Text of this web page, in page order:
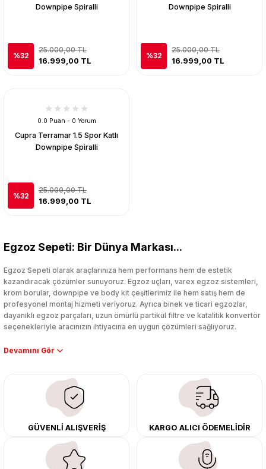
Downpipe Spiralli
%32
25.000,00 TL
16.999,00 TL
Downpipe Spiralli
%32
25.000,00 TL
16.999,00 TL
0.0 Puan - 0 Yorum
Cupra Terramar 1.5 Spor Katlı
Downpipe Spiralli
%32
25.000,00 TL
16.999,00 TL
Egzoz Sepeti: Bir Dünya Markası...
Egzoz Sepeti olarak araçlarınıza hem performans hem de estetik
kazandıracak çözümler sunuyoruz. Egzoz uçları, varex egzoz sistemleri,
krom borular, downpipe ve body kit çeşitlerimiz ile hem satış hem de
profesyonel montaj hizmeti veriyoruz. Ayrıca binek ve ticari egzozlar,
dayanıklı egzoz parçaları, uzun ömürlü partikül filtre ve katalitik konvertör
seçenekleriyle aracınızın ihtiyacına en uygun çözümleri sağlıyoruz.
Performans artışı isteyen sürücüler için özel performans egzozları ve
çıkma orijinal ürünler ile yenileyebilir, body kit uygulamalarıyla aracınızın
tasarımını ve aerodinamisini üst seviyeye taşıyabilirsiniz.
Tüm ürünlerimiz orijinal, dayanıklı ve uzun ömürlüdür. İstanbul’daki montaj
merkezimizde profesyonel montaj yapıyor, Türkiye’nin her yerine güvenli
kargo ile teslimat gerçekleştiriyoruz. Aracınıza değer katmak için doğru
adres: Egzoz Sepeti.
GÜVENLİ ALIŞVERİŞ KARGO ALICI ÖDEMELİDİR